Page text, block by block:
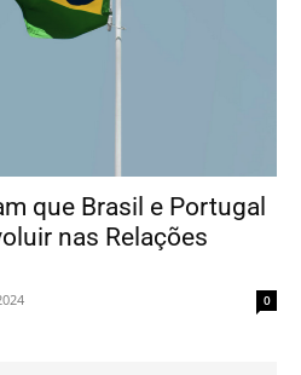
que Brasil e Portugal
nas Relações
0